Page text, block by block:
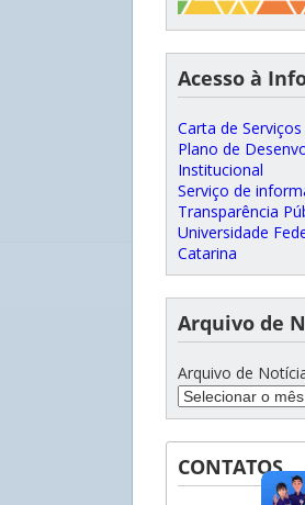
Acesso à
Carta de
Plano de
Institucional
Serviço de
Transparência
Universidade
Catarina
Arquivo de
Arquivo de
CONTATOS